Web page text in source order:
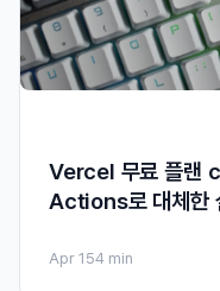
Vercel 무료 플랜
Actions로 대체한
Apr 154 min